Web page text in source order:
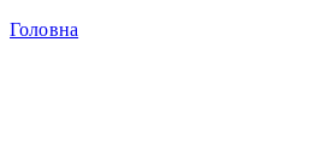
Головна